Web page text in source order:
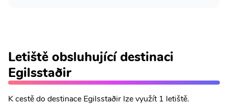
Letiště obsluhující destinaci
Egilsstaðir
K cestě do destinace Egilsstaðir lze využít 1 letiště.